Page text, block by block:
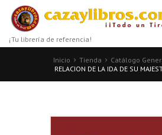
¡Tu librería de referencia!
Inicio Tienda
Catálogo
RELACION DE LA IDA DE SU